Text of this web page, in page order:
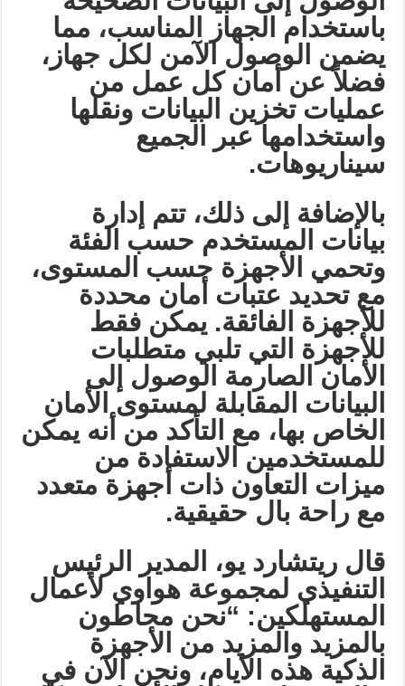
باستخدام الجهاز المناسب، مما
يضمن الوصول الآمن لكل جهاز،
فضلاً عن أمان كل عمل من
عمليات تخزين البيانات ونقلها
واستخدامها عبر الجميع
سيناريوهات.
بالإضافة إلى ذلك، تتم إدارة
بيانات المستخدم حسب الفئة
وتحمي الأجهزة حسب المستوى،
مع تحديد عتبات أمان محددة
للأجهزة الفائقة. يمكن فقط
للأجهزة التي تلبي متطلبات
الأمان الصارمة الوصول إلى
البيانات المقابلة لمستوى الأمان
الخاص بها، مع التأكد من أنه يمكن
للمستخدمين الاستفادة من
ميزات التعاون ذات أجهزة متعدد
مع راحة بال حقيقية.
قال ريتشارد يو، المدير الرئيس
التنفيذي لمجموعة هواوي لأعمال
المستهلكين: “نحن محاطون
بالمزيد والمزيد من الأجهزة
الذكية هذه الأيام، ونحن الآن في